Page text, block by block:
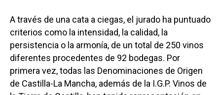
A través de una cata a ciegas, el jurado ha puntuado
criterios como la intensidad, la calidad, la
persistencia o la armonía, de un total de 250 vinos
diferentes procedentes de 92 bodegas. Por
primera vez, todas las Denominaciones de Origen
de Castilla-La Mancha, además de la I.G.P. Vinos de